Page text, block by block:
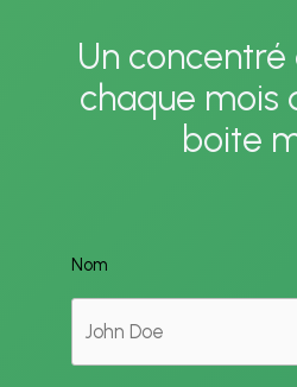
Un
chaque mois
boite
Nom